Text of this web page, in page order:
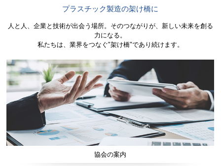
プラスチック製造の架け橋に
人と人、企業と技術が出会う場所。そのつながりが、新しい未来を創る
力になる。
私たちは、業界をつなぐ"架け橋"であり続けます。
協会の案内